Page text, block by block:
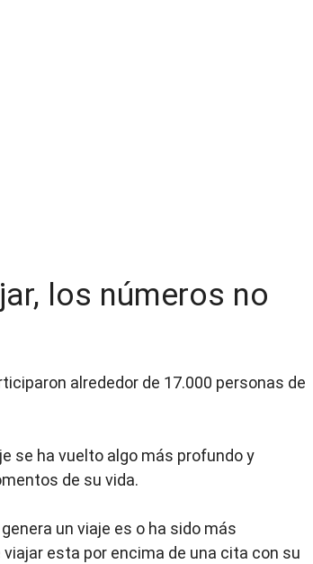
los números no
alrededor de 17.000 personas de
se ha vuelto algo más profundo y
de su vida.
un viaje es o ha sido más
esta por encima de una cita con su